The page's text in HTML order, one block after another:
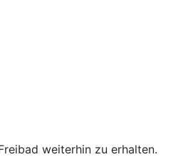
weiterhin zu erhalten.